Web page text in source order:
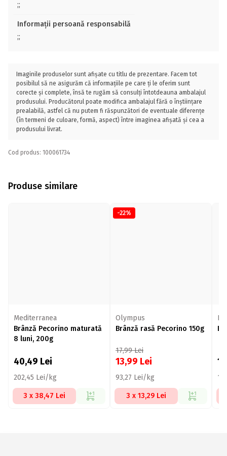
;;
Informații persoană responsabilă
;;
Imaginile produselor sunt afișate cu titlu de prezentare. Facem tot
posibilul să ne asigurăm că informațiile pe care ți le oferim sunt
corecte și complete, însă te rugăm să consulți întotdeauna ambalajul
produsului. Producătorul poate modifica ambalajul fără o înștiințare
prealabilă, astfel că nu putem fi răspunzători de eventuale diferențe
(în termeni de culoare, formă, aspect) între imaginea afișată și cea a
produsului livrat.
Cod produs: 100061734
Produse similare
Mediterranea
Brânză Pecorino maturată
8 luni, 200g
40,49 Lei
202,45 Lei/kg
3 x 38,47 Lei
-22%
Olympus
Brânză rasă Pecorino 150g
17,99Lei
13,99 Lei
93,27 Lei/kg
3 x 13,29 Lei